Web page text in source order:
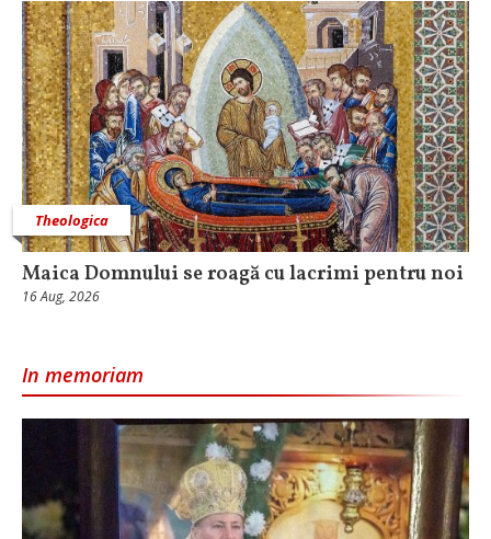
Theologica
Maica Domnului se roagă cu lacrimi pentru noi
16 Aug, 2026
In memoriam